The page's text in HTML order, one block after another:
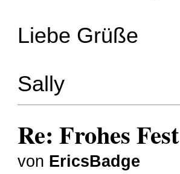
Liebe Grüße
Sally
Re: Frohes Fest
von EricsBadge